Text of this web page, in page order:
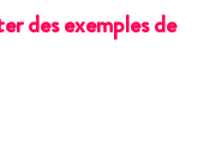
des exemples de